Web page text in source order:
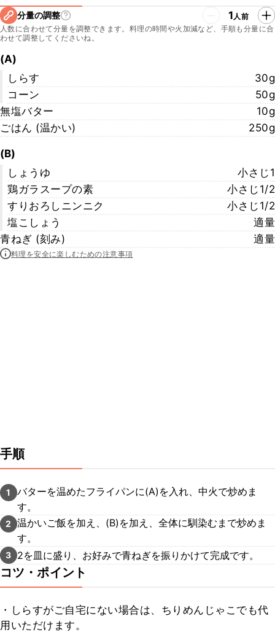
分量の調整 1人前
人数に合わせて分量を調整できます。料理の時間や火加減など、手順も分量に合
わせて調整してくださいね。
(A)
しらす
30g
コーン
50g
無塩バター
10g
ごはん (温かい)
250g
(B)
しょうゆ
小さじ1
鶏ガラスープの素
小さじ1/2
すりおろしニンニク
小さじ1/2
塩こしょう
適量
青ねぎ (刻み)
適量
料理を安全に楽しむための注意事項
手順
1
バターを温めたフライパンに(A)を入れ、中火で炒めま
す。
2
温かいご飯を加え、(B)を加え、全体に馴染むまで炒めま
す。
3 2を皿に盛り、お好みで青ねぎを振りかけて完成です。
コツ・ポイント
・しらすがご自宅にない場合は、ちりめんじゃこでも代
用いただけます。